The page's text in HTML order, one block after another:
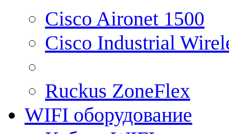
Cisco Aironet 1500
Cisco Industrial
Ruckus ZoneFlex
WIFI оборудование